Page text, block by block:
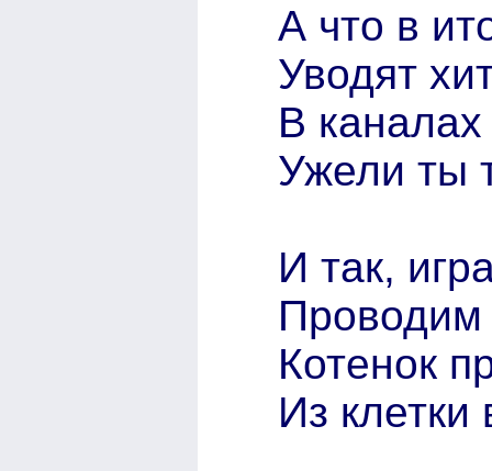
А что в
Уводят
В
Ужели ты
И так,
Котенок
Из